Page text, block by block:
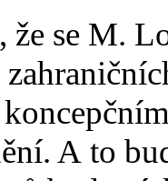
že se M.
A to